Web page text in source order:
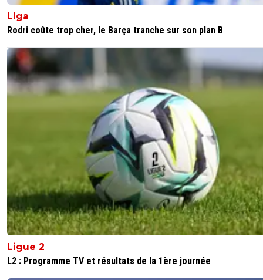
Liga
Rodri coûte trop cher, le Barça tranche sur son plan B
Ligue 2
L2 : Programme TV et résultats de la 1ère journée